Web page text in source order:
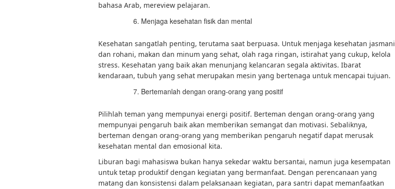
bahasa Arab, mereview pelajaran.
Menjaga kesehatan fisik dan mental
Kesehatan sangatlah penting, terutama saat berpuasa. Untuk menjaga kesehatan jasmani
dan rohani, makan dan minum yang sehat, olah raga ringan, istirahat yang cukup, kelola
stress. Kesehatan yang baik akan menunjang kelancaran segala aktivitas. Ibarat
kendaraan, tubuh yang sehat merupakan mesin yang bertenaga untuk mencapai tujuan.
Bertemanlah dengan orang-orang yang positif
Pilihlah teman yang mempunyai energi positif. Berteman dengan orang-orang yang
mempunyai pengaruh baik akan memberikan semangat dan motivasi. Sebaliknya,
berteman dengan orang-orang yang memberikan pengaruh negatif dapat merusak
kesehatan mental dan emosional kita.
Liburan bagi mahasiswa bukan hanya sekedar waktu bersantai, namun juga kesempatan
untuk tetap produktif dengan kegiatan yang bermanfaat. Dengan perencanaan yang
matang dan konsistensi dalam pelaksanaan kegiatan, para santri dapat memanfaatkan